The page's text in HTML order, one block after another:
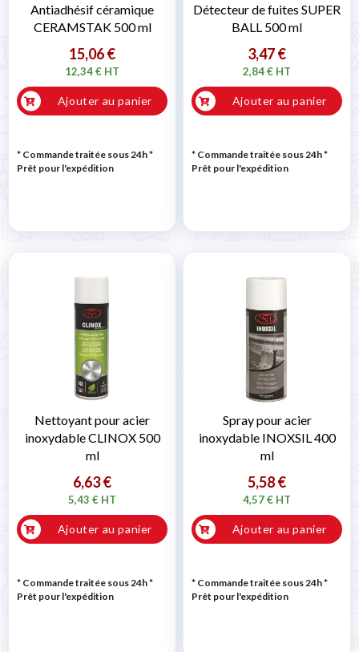
Antiadhésif céramique
CERAMSTAK 500 ml
15,06 €
12,34 € HT
Ajouter au panier
* Commande traitée sous 24h*
Prêt pour l'expédition
Détecteur de fuites SUPER
BALL 500 ml
3,47 €
2,84 € HT
Ajouter au panier
* Commande traitée sous 24h*
Prêt pour l'expédition
Nettoyant pour acier
inoxydable CLINOX 500
ml
6,63 €
5,43 € HT
Ajouter au panier
* Commande traitée sous 24h*
Prêt pour l'expédition
Spray pour acier
inoxydable INOXSIL 400
ml
5,58 €
4,57 € HT
Ajouter au panier
* Commande traitée sous 24h*
Prêt pour l'expédition